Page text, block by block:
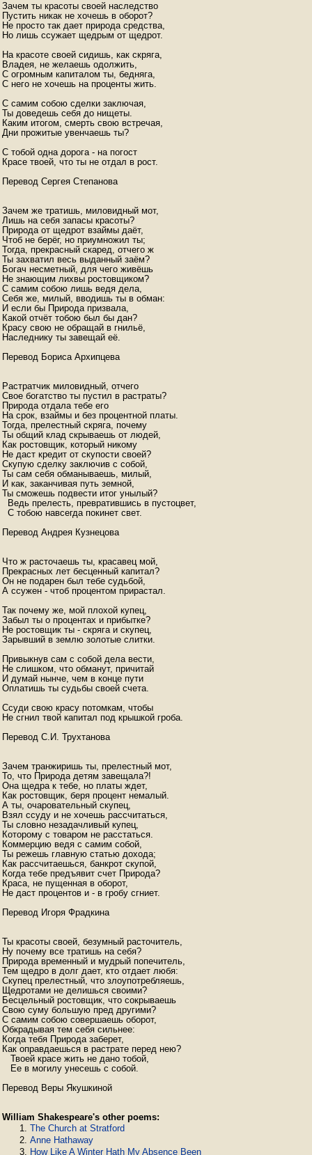
Зачем ты красоты своей наследство
Пустить никак не хочешь в оборот?
Не просто так дает природа средства,
Но лишь ссужает щедрым от щедрот.
На красоте своей сидишь, как скряга,
Владея, не желаешь одолжить,
С огромным капиталом ты, бедняга,
С него не хочешь на проценты жить.
С самим собою сделки заключая,
Ты доведешь себя до нищеты.
Каким итогом, смерть свою встречая,
Дни прожитые увенчаешь ты?
С тобой одна дорога - на погост
Красе твоей, что ты не отдал в рост.
Перевод Сергея Степанова
Зачем же тратишь, миловидный мот,
Лишь на себя запасы красоты?
Природа от щедрот взаймы даёт,
Чтоб не берёг, но приумножил ты;
Тогда, прекрасный скаред, отчего ж
Ты захватил весь выданный заём?
Богач несметный, для чего живёшь
Не знающим лихвы ростовщиком?
С самим собою лишь ведя дела,
Себя же, милый, вводишь ты в обман:
И если бы Природа призвала,
Какой отчёт тобою был бы дан?
Красу свою не обращай в гнильё,
Наследнику ты завещай её.
Перевод Бориса Архипцева
Растратчик миловидный, отчего
Свое богатство ты пустил в растраты?
Природа отдала тебе его
На срок, взаймы и без процентной платы.
Тогда, прелестный скряга, почему
Ты общий клад скрываешь от людей,
Как ростовщик, который никому
Не даст кредит от скупости своей?
Скупую сделку заключив с собой,
Ты сам себя обманываешь, милый,
И как, заканчивая путь земной,
Ты сможешь подвести итог унылый?
  Ведь прелесть, превратившись в пустоцвет,
  С тобою навсегда покинет свет.
Перевод Андрея Кузнецова
Что ж расточаешь ты, красавец мой,
Прекрасных лет бесценный капитал?
Он не подарен был тебе судьбой,
А ссужен - чтоб процентом прирастал.
Так почему же, мой плохой купец,
Забыл ты о процентах и прибытке?
Не ростовщик ты - скряга и скупец,
Зарывший в землю золотые слитки.
Привыкнув сам с собой дела вести,
Не слишком, что обманут, причитай
И думай нынче, чем в конце пути
Оплатишь ты судьбы своей счета.
Ссуди свою красу потомкам, чтобы
Не сгнил твой капитал под крышкой гроба.
Перевод С.И. Трухтанова
Зачем транжиришь ты, прелестный мот,
То, что Природа детям завещала?!
Она щедра к тебе, но платы ждет,
Как ростовщик, беря процент немалый.
А ты, очаровательный скупец,
Взял ссуду и не хочешь рассчитаться,
Ты словно незадачливый купец,
Которому с товаром не расстаться.
Коммерцию ведя с самим собой,
Ты режешь главную статью дохода;
Как рассчитаешься, банкрот скупой,
Когда тебе предъявит счет Природа?
Краса, не пущенная в оборот,
Не даст процентов и - в гробу сгниет.
Перевод Игоря Фрадкина
Ты красоты своей, безумный расточитель,
Ну почему все тратишь на себя?
Природа временный и мудрый попечитель,
Тем щедро в долг дает, кто отдает любя:
Скупец прелестный, что злоупотребляешь,
Щедротами не делишься своими?
Бесцельный ростовщик, что сокрываешь
Свою суму большую пред другими?
С самим собою совершаешь оборот,
Обкрадывая тем себя сильнее:
Когда тебя Природа заберет,
Как оправдаешься в растрате перед нею?
   Твоей красе жить не дано тобой,
   Ее в могилу унесешь с собой.
Перевод Веры Якушкиной
William Shakespeare's other poems:
The Church at Stratford
Anne Hathaway
How Like A Winter Hath My Absence Been